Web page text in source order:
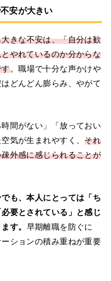
安が大きい
きな不安は、「自分は歓
やれているのか分からな
。職場で十分な声かけや
どんどん膨らみ、やがて
間がない」「放っておい
気が生まれやすく、 それ
外感に感じられることが
も、本人にとっては「ち
要とされている」と感じ
す。 早期離職を防ぐに
ションの積み重ねが重要